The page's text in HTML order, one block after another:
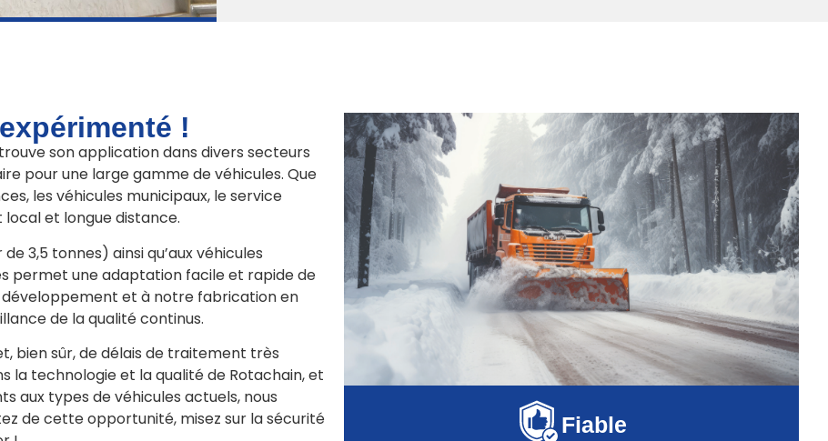
!
son application dans divers secteurs
pour une large gamme de véhicules. Que
les véhicules municipaux, le service
et longue distance.
3,5 tonnes) ainsi qu’aux véhicules
permet une adaptation facile et rapide de
et à notre fabrication en
de la qualité continus.
bien sûr, de délais de traitement très
la technologie et la qualité de Rotachain, et
aux types de véhicules actuels, nous
de cette opportunité, misez sur la sécurité
Fiable